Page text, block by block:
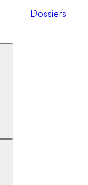
Dossiers